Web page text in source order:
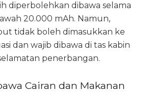
diperbolehkan dibawa selama
20.000 mAh. Namun,
tidak boleh dimasukkan ke
dan wajib dibawa di tas kabin
penerbangan.
Cairan dan Makanan